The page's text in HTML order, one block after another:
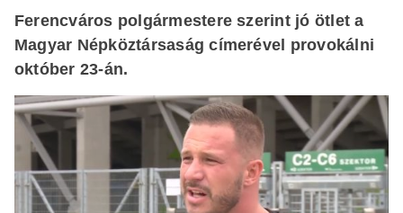
Ferencváros polgármestere szerint jó ötlet a
Magyar Népköztársaság címerével provokálni
október 23-án.